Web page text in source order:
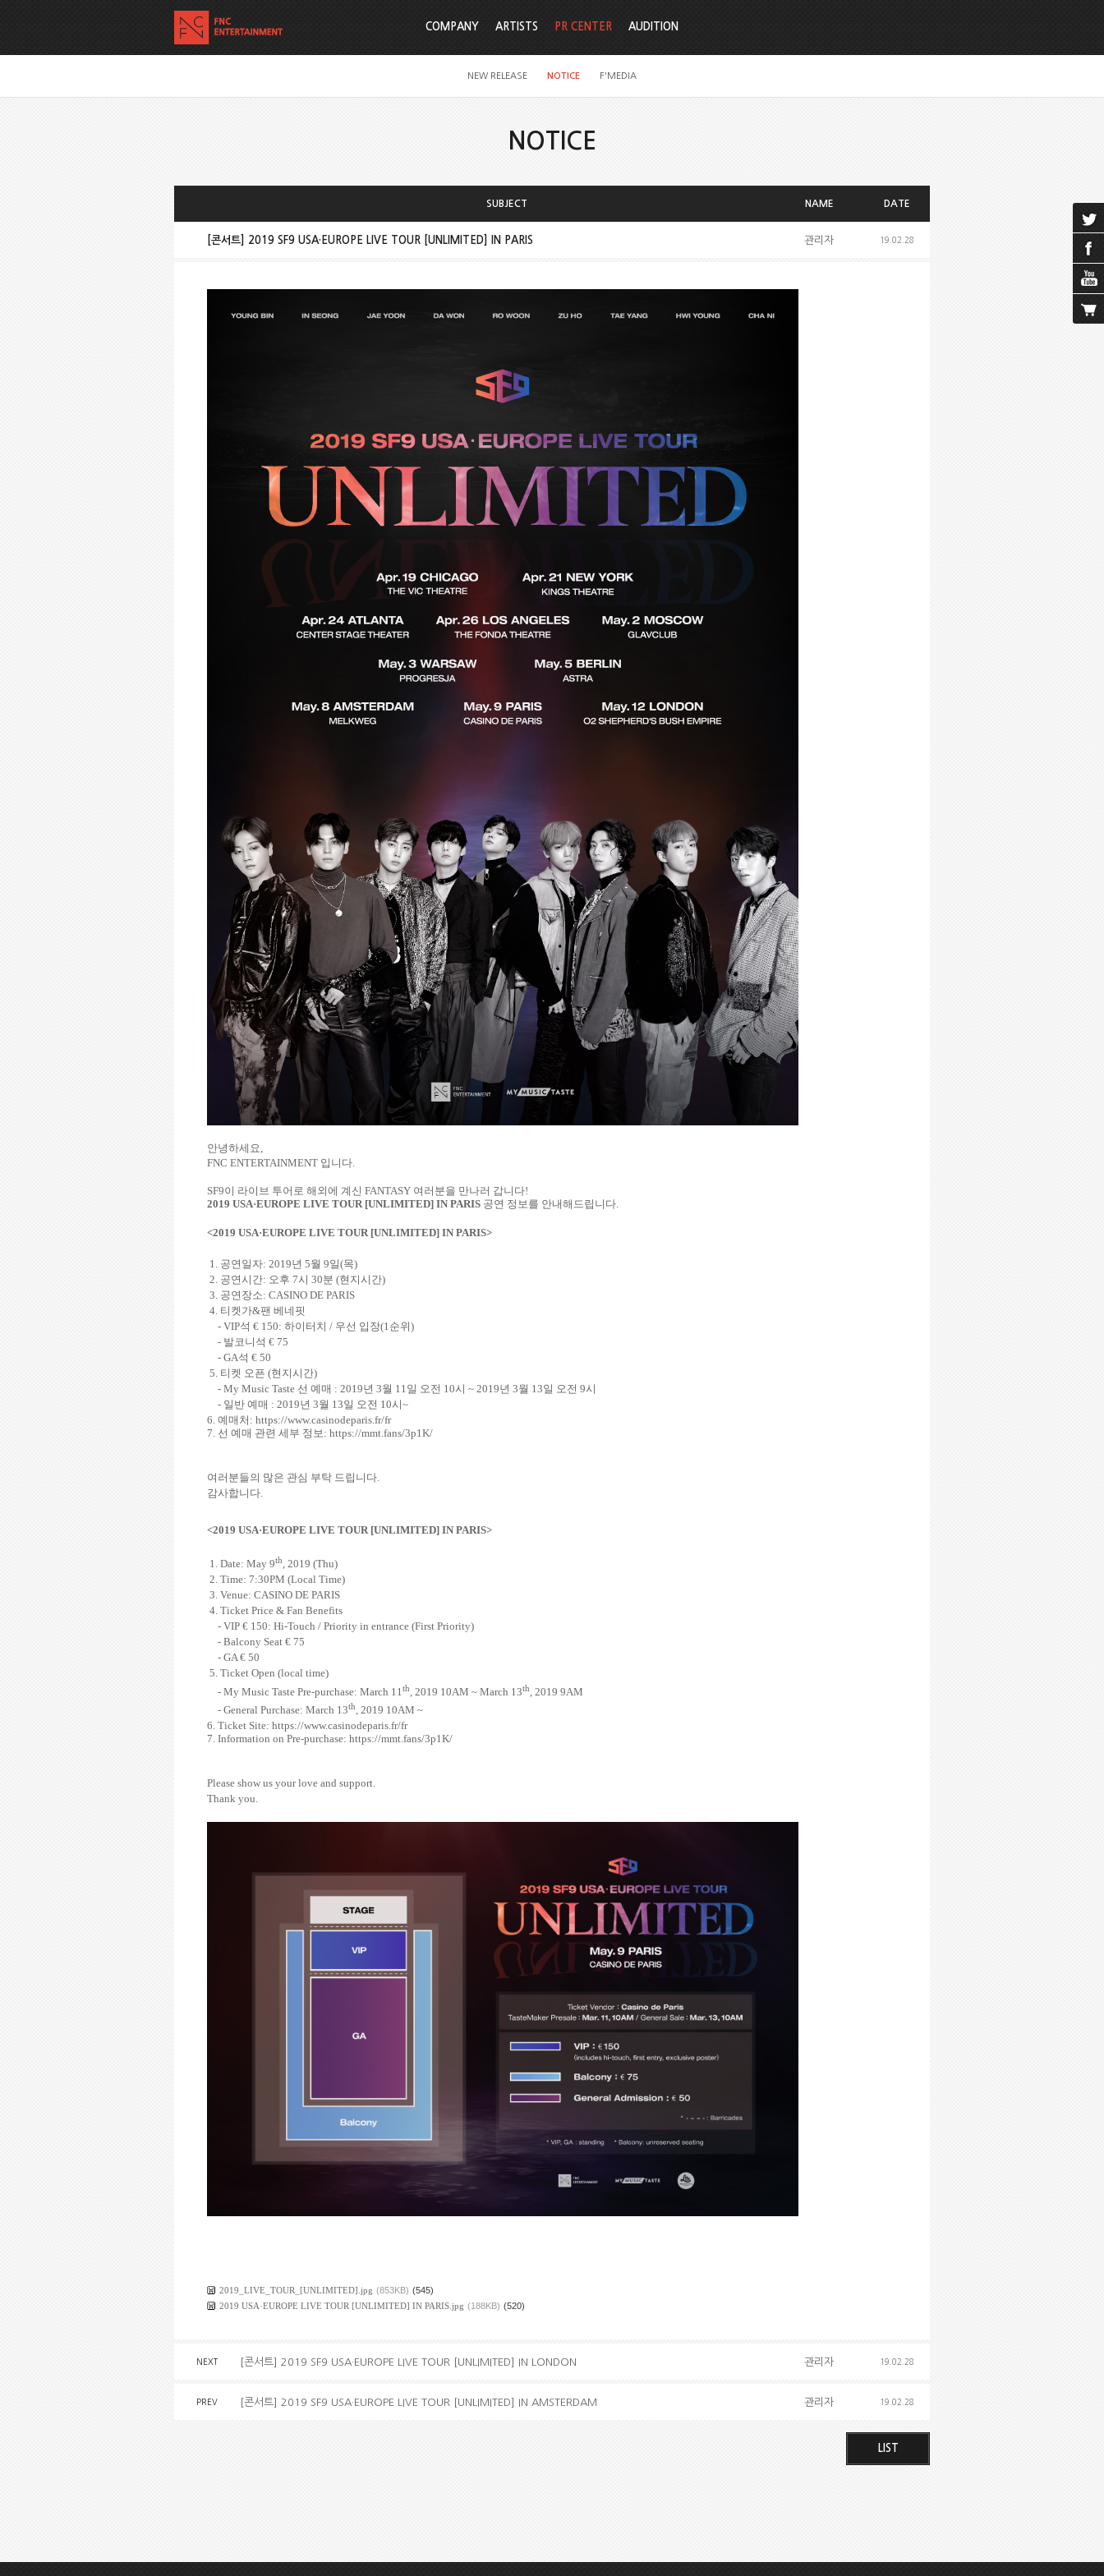
COMPANY ARTISTS PR CENTER
NEW RELEASE NOTICE F'MEDIA
AUDITION
NOTICE
SUBJECT NAME DATE
[콘서트] 2019 SF9 USA·EUROPE LIVE TOUR [UNLIMITED] IN PARIS 관리자 19.02.28
안녕하세요,
FNC ENTERTAINMENT 입니다.
SF9이 라이브 투어로 해외에 계신 FANTASY 여러분을 만나러 갑니다!
2019 USA·EUROPE LIVE TOUR [UNLIMITED] IN PARIS 공연 정보를 안내해드립니다.
<2019 USA·EUROPE LIVE TOUR [UNLIMITED] IN PARIS>
1. 공연일자: 2019년 5월 9일(목)
2. 공연시간: 오후 7시 30분 (현지시간)
3. 공연장소: CASINO DE PARIS
4. 티켓가&팬 베네핏
- VIP석€ 150:하이터치/ 우선 입장(1순위)
- 발코니석€ 75
- GA석€ 50
5. 티켓 오픈 (현지시간)
- My Music Taste 선 예매 : 2019년3월 11일 오전 10시~ 2019년3월 13일 오전 9시
- 일반 예매 : 2019년3월 13일 오전 10시~
6. 예매처 : https://www.casinodeparis.fr/fr
7. 선 예매 관련 세부 정보: https://mmt.fans/3p1K/
여러분들의 많은 관심 부탁 드립니다.
감사합니다.
<2019 USA·EUROPE LIVE TOUR [UNLIMITED] IN PARIS>
1. Date: May 9th, 2019 (Thu)
2. Time: 7:30PM (Local Time)
3. Venue: CASINO DE PARIS
4. Ticket Price & Fan Benefits
- VIP€ 150: Hi-Touch / Priority in entrance (First Priority)
- Balcony Seat€ 75
- GA€ 50
5. Ticket Open (local time)
- My Music Taste Pre-purchase: March 11th , 2019 10AM ~ March 13th
, 2019 9AM
- General Purchase: March 13th, 2019 10AM ~
6. Ticket Site: https://www.casinodeparis.fr/fr
7. Information on Pre-purchase: https://mmt.fans/3p1K/
Please show us your love and support.
Thank you.
2019_LIVE_TOUR_[UNLIMITED].jpg (853KB) (545)
2019 USA·EUROPE LIVE TOUR [UNLIMITED] IN PARIS.jpg (188KB) (520)
NEXT [콘서트] 2019 SF9 USA·EUROPE LIVE TOUR [UNLIMITED] IN LONDON 관리자 19.02.28
PREV [콘서트] 2019 SF9 USA·EUROPE LIVE TOUR [UNLIMITED] IN AMSTERDAM 관리자 19.02.28
LIST